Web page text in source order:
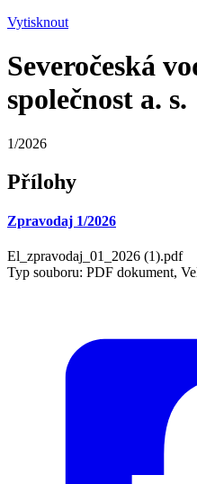
Vytisknout
Severočeská
společnost a. s.
1/2026
Přílohy
Zpravodaj 1/2026
El_zpravodaj_01_2026 (1).pdf
Typ souboru: PDF dokument,